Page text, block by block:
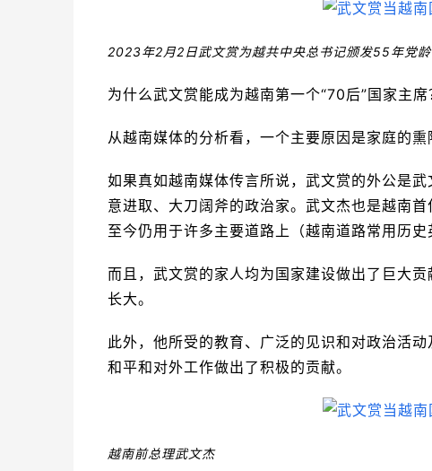
2023年2月2日武文赏为越共中央总书记颁发55年党
为什么武文赏能成为越南第一个“70后”国家主席
从越南媒体的分析看，一个主要原因是家庭的熏
如果真如越南媒体传言所说，武文赏的外公是
意进取、大刀阔斧的政治家。武文杰也是越南
至今仍用于许多主要道路上（越南道路常用历史
而且，武文赏的家人均为国家建设做出了巨大
长大。
此外，他所受的教育、广泛的见识和对政治活
和平和对外工作做出了积极的贡献。
越南前总理武文杰